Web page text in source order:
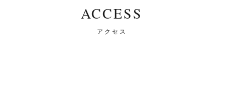
ACCESS
アクセス